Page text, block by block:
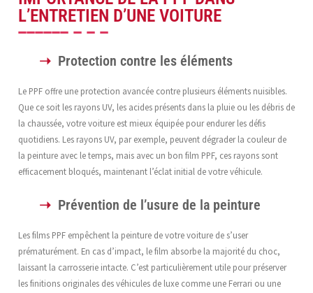
L’ENTRETIEN D’UNE VOITURE
Protection contre les éléments
Le PPF offre une protection avancée contre plusieurs éléments nuisibles.
Que ce soit les rayons UV, les acides présents dans la pluie ou les débris de
la chaussée, votre voiture est mieux équipée pour endurer les défis
quotidiens. Les rayons UV, par exemple, peuvent dégrader la couleur de
la peinture avec le temps, mais avec un bon film PPF, ces rayons sont
efficacement bloqués, maintenant l’éclat initial de votre véhicule.
Prévention de l’usure de la peinture
Les films PPF empêchent la peinture de votre voiture de s’user
prématurément. En cas d’impact, le film absorbe la majorité du choc,
laissant la carrosserie intacte. C’est particulièrement utile pour préserver
les finitions originales des véhicules de luxe comme une Ferrari ou une